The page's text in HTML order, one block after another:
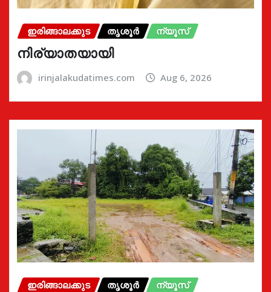
ഇരിങ്ങാലക്കുട തൃശൂർ ന്യൂസ്
നിര്യാതയായി
irinjalakudatimes.com Aug 6, 2026
ഇരിങ്ങാലക്കുട തൃശൂർ ന്യൂസ്